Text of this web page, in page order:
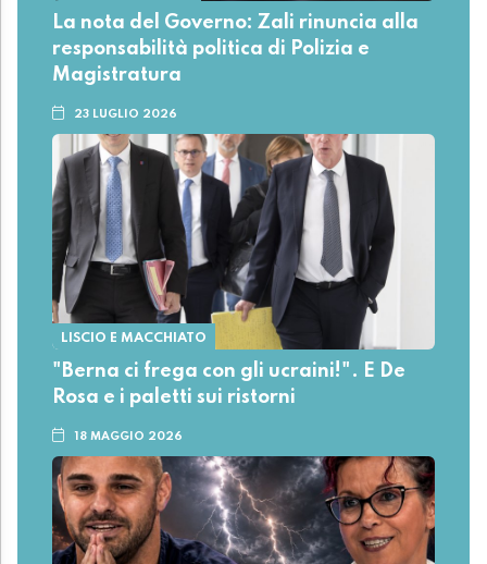
La nota del Governo: Zali rinuncia alla
responsabilità politica di Polizia e
Magistratura
23 LUGLIO 2026
LISCIO E MACCHIATO
"Berna ci frega con gli ucraini!". E De
Rosa e i paletti sui ristorni
18 MAGGIO 2026